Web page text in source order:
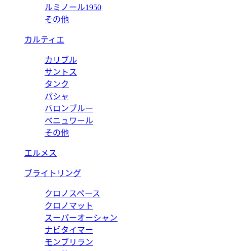
ルミノール1950
その他
カルティエ
カリブル
サントス
タンク
パシャ
バロンブルー
ベニュワール
その他
エルメス
ブライトリング
クロノスペース
クロノマット
スーパーオーシャン
ナビタイマー
モンブリラン